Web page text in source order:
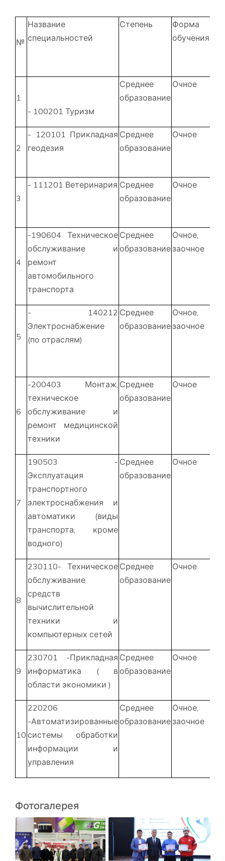
№
Название
специальностей
Степень
Форма
обучения
1
- 100201 Туризм
Среднее
образование
Очное
2
- 120101 Прикладная
геодезия
Среднее
образование
Очное
3
- 111201 Ветеринария Среднее
образование
Очное
4
-190604 Техническое
обслуживание и
ремонт
автомобильного
транспорта
Среднее
образование
Очное,
заочное
5
- 140212
Электроснабжение
(по отраслям)
Среднее
образование
Очное,
заочное
6
-200403 Монтаж,
техническое
обслуживание и
ремонт медицинской
техники
Среднее
образование
Очное
7
190503 -
Эксплуатация
транспортного
электроснабжения и
автоматики (виды
транспорта, кроме
водного)
Среднее
образование
Очное
8
230110- Техническое
обслуживание
средств
вычислительной
техники и
компьютерных сетей
Среднее
образование
Очное
9
230701 -Прикладная
информатика ( в
области экономики )
Среднее
образование
Очное
10
220206
-Автоматизированные
системы обработки
информации и
управления
Среднее
образование
Очное,
заочное
Фотогалерея